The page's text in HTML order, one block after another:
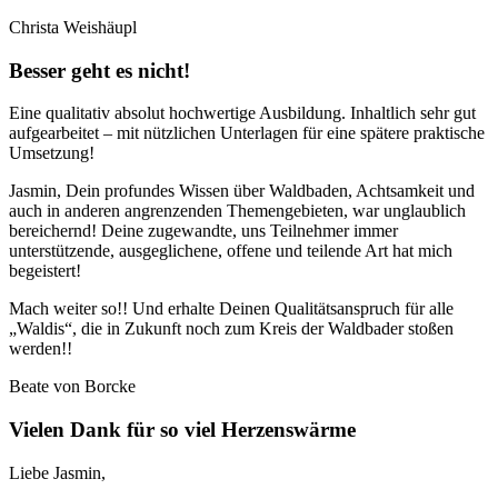
Christa Weishäupl
Besser geht es nicht!
Eine qualitativ absolut hochwertige Ausbildung. Inhaltlich sehr gut
aufgearbeitet – mit nützlichen Unterlagen für eine spätere praktische
Umsetzung!
Jasmin, Dein profundes Wissen über Waldbaden, Achtsamkeit und
auch in anderen angrenzenden Themengebieten, war unglaublich
bereichernd! Deine zugewandte, uns Teilnehmer immer
unterstützende, ausgeglichene, offene und teilende Art hat mich
begeistert!
Mach weiter so!! Und erhalte Deinen Qualitätsanspruch für alle
„Waldis“, die in Zukunft noch zum Kreis der Waldbader stoßen
werden!!
Beate von Borcke
Vielen Dank für so viel Herzenswärme
Liebe Jasmin,